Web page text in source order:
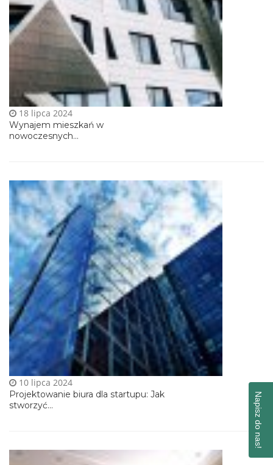
Wynajem mieszkań w
nowoczesnych...
18 lipca 2024
Projektowanie biura dla startupu: Jak
stworzyć...
10 lipca 2024
Napisz do nas!